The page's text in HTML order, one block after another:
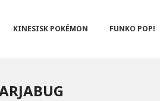
KINESISK POKÉMON FUNKO POP!